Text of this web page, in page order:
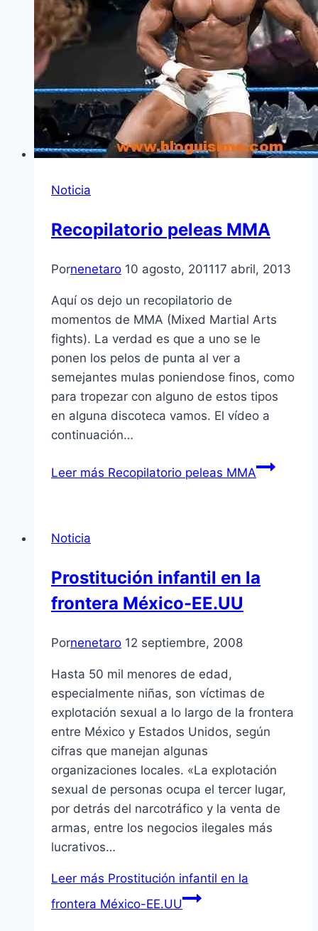
Noticia
Recopilatorio peleas MMA
Pornenetaro 10 agosto, 201117 abril, 2013
Aquí­ os dejo un recopilatorio de
momentos de MMA (Mixed Martial Arts
fights). La verdad es que a uno se le
ponen los pelos de punta al ver a
semejantes mulas poniendose finos, como
para tropezar con alguno de estos tipos
en alguna discoteca vamos. El ví­deo a
continuación…
Leer más Recopilatorio peleas MMA
Noticia
Prostitución infantil en la
frontera México-EE.UU
Pornenetaro 12 septiembre, 2008
Hasta 50 mil menores de edad,
especialmente niñas, son ví­ctimas de
explotación sexual a lo largo de la frontera
entre México y Estados Unidos, según
cifras que manejan algunas
organizaciones locales. «La explotación
sexual de personas ocupa el tercer lugar,
por detrás del narcotráfico y la venta de
armas, entre los negocios ilegales más
lucrativos…
Leer más Prostitución infantil en la
frontera México-EE.UU